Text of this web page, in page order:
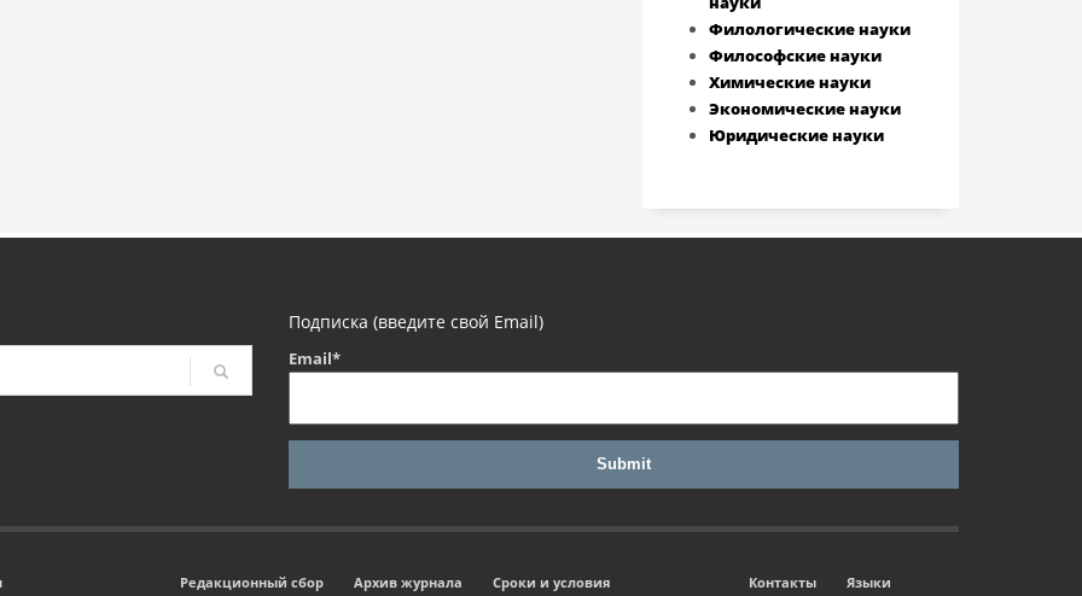
Филологические науки
Философские науки
Химические науки
Экономические науки
Юридические науки
Подписка (введите свой Email)
Email*
Редакционный сбор Архив журнала
Сроки и условия
Контакты
Языки